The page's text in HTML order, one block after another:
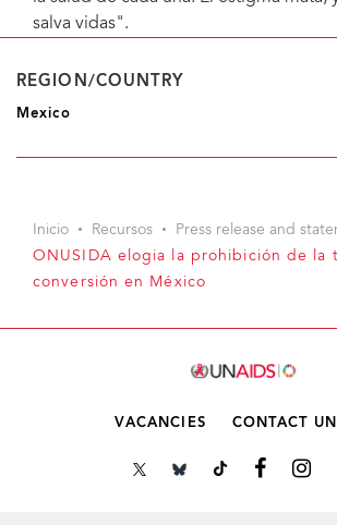
salva vidas".
REGION/COUNTRY
Mexico
Inicio Recursos
Press release and
ONUSIDA elogia la prohibición de la
conversión en México
VACANCIES CONTACT